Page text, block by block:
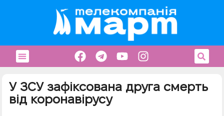
У ЗСУ зафіксована друга смерть
від коронавірусу